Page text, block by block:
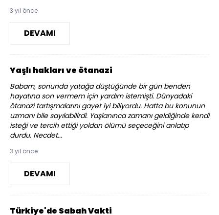
3 yıl önce
DEVAMI
Yaşlı hakları ve ötanazi
Babam, sonunda yatağa düştüğünde bir gün benden
hayatına son vermem için yardım istemişti. Dünyadaki
ötanazi tartışmalarını gayet iyi biliyordu. Hatta bu konunun
uzmanı bile sayılabilirdi. Yaşlanınca zamanı geldiğinde kendi
isteği ve tercih ettiği yoldan ölümü seçeceğini anlatıp
durdu. Necdet...
3 yıl önce
DEVAMI
Türkiye'de Sabah Vakti